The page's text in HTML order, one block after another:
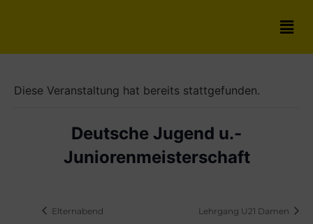
Diese Veranstaltung hat bereits stattgefunden.
Deutsche Jugend u.-
Juniorenmeisterschaft
Elternabend Lehrgang U21 Damen